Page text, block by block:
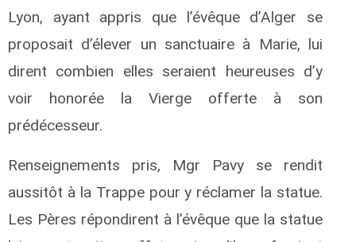
Lyon, ayant appris que l’évêque d’Alger se
proposait d’élever un sanctuaire à Marie, lui
dirent combien elles seraient heureuses d’y
voir honorée la Vierge offerte à son
prédécesseur.
Renseignements pris, Mgr Pavy se rendit
aussitôt à la Trappe pour y réclamer la statue.
Les Pères répondirent à l’évêque que la statue